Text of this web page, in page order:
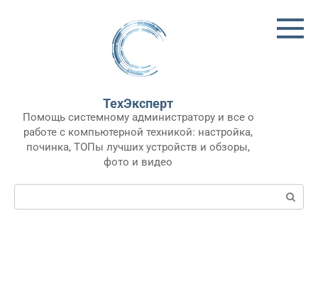
ТехЭксперт
Помощь системному администратору и все о
работе с компьютерной техникой: настройка,
починка, ТОПы лучших устройств и обзоры,
фото и видео
Поиск: